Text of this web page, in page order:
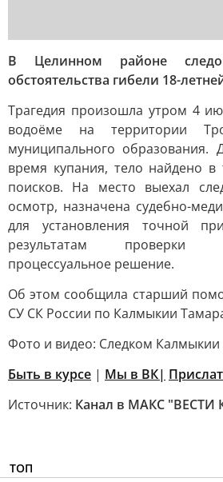
В Целинном районе
обстоятельства гибели 18-
Трагедия произошла утром 4
водоёме на территории
муниципального образования.
время купания, тело найдено
поисков. На место выехал
осмотр, назначена судебно-
для установления точной
результатам проверки
процессуальное решение.
Об этом сообщила старший
СУ СК России по Калмыкии
Фото и видео: Следком Калмыкии
Быть в курсе | Мы в ВК|
Источник: Канал в МАКС
ТОП